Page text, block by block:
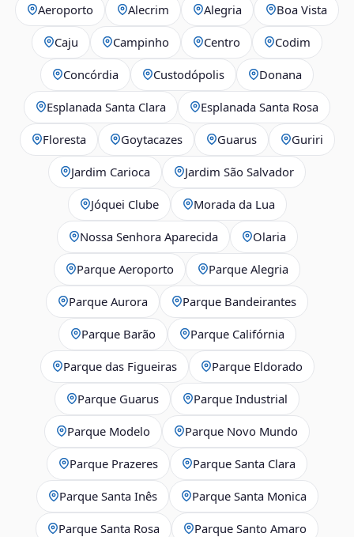
Aeroporto Alecrim Alegria Boa Vista
Caju Campinho Centro Codim
Concórdia Custodópolis Donana
Esplanada Santa Clara Esplanada Santa Rosa
Floresta Goytacazes Guarus Guriri
Jardim Carioca Jardim São Salvador
Jóquei Clube Morada da Lua
Nossa Senhora Aparecida Olaria
Parque Aeroporto Parque Alegria
Parque Aurora Parque Bandeirantes
Parque Barão Parque Califórnia
Parque das Figueiras Parque Eldorado
Parque Guarus Parque Industrial
Parque Modelo Parque Novo Mundo
Parque Prazeres Parque Santa Clara
Parque Santa Inês Parque Santa Monica
Parque Santa Rosa Parque Santo Amaro